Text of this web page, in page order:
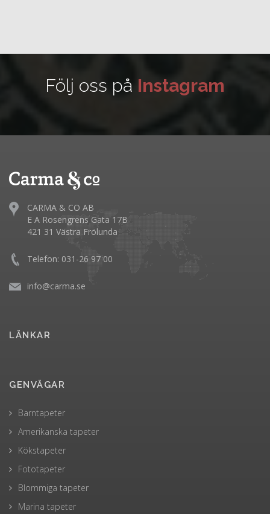
Följ oss på Instagram
CARMA & CO AB
E A Rosengrens Gata 17B
421 31 Västra Frölunda
Telefon: 031-26 97 00
info@carma.se
LÄNKAR
GENVÄGAR
Barntapeter
Amerikanska tapeter
Kökstapeter
Fototapeter
Blommiga tapeter
Marina tapeter